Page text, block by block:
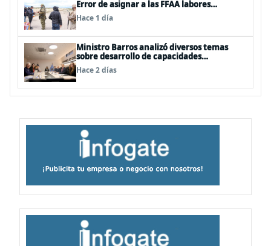
Error de asignar a las FFAA labores
policiales
Hace 1 día
Ministro Barros analizó diversos temas
sobre desarrollo de capacidades
estratégicas en sesión del Consejo de
Política Espacial
Hace 2 días